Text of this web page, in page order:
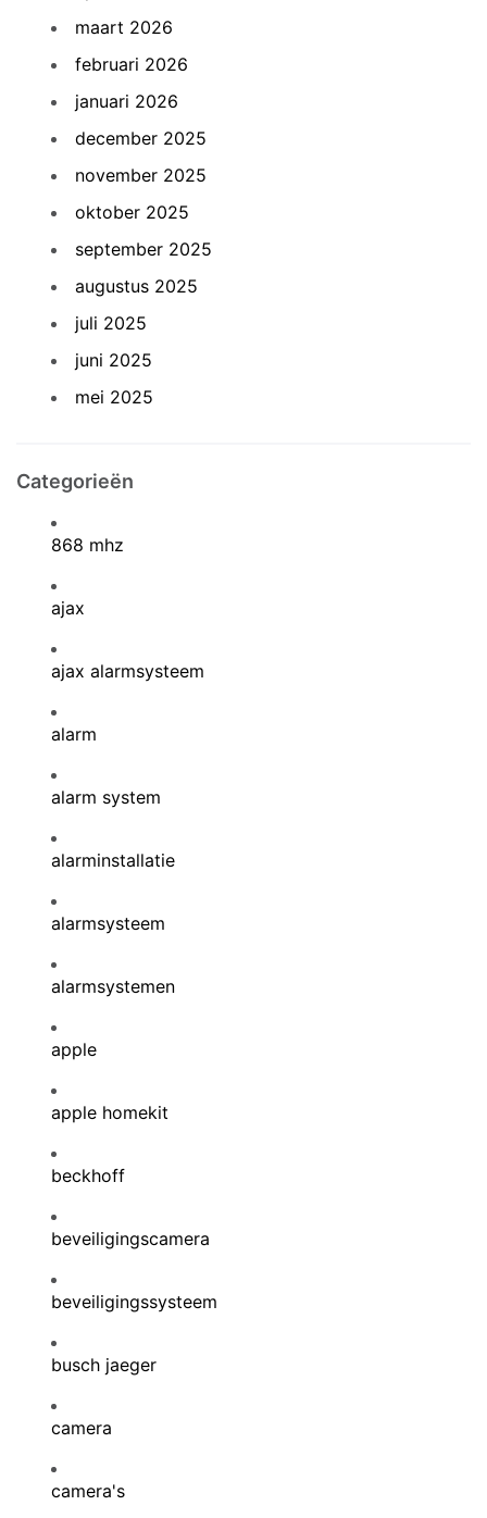
maart 2026
februari 2026
januari 2026
december 2025
november 2025
oktober 2025
september 2025
augustus 2025
juli 2025
juni 2025
mei 2025
Categorieën
868 mhz
ajax
ajax alarmsysteem
alarm
alarm system
alarminstallatie
alarmsysteem
alarmsystemen
apple
apple homekit
beckhoff
beveiligingscamera
beveiligingssysteem
busch jaeger
camera
camera's